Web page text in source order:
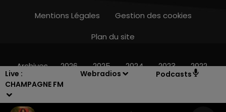
Live :
CHAMPAGNE FM
Webradios Podcasts
Mentions Légales
Gestion des cookies
Plan du site
Archives 2026 2025 2024 2023 2022